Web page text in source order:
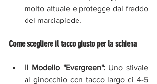
molto attuale e protegge dal freddo
del marciapiede.
Come scegliere il tacco giusto per la schiena
Il Modello "Evergreen": Uno stivale
al ginocchio con tacco largo di 4-5